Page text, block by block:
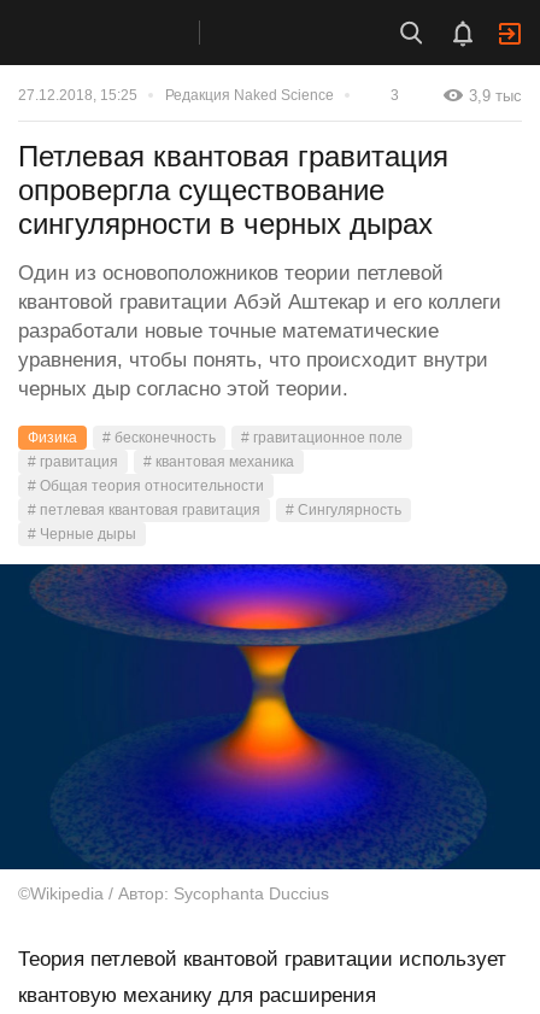
27.12.2018, 15:25 Редакция Naked Science 3 3,9 тыс
Петлевая квантовая гравитация
опровергла существование
сингулярности в черных дырах
Один из основоположников теории петлевой
квантовой гравитации Абэй Аштекар и его коллеги
разработали новые точные математические
уравнения, чтобы понять, что происходит внутри
черных дыр согласно этой теории.
Физика # бесконечность
# гравитационное поле
# гравитация
# квантовая механика
# Общая теория относительности
# петлевая квантовая гравитация
# Сингулярность
# Черные дыры
©Wikipedia / Автор: Sycophanta Duccius
Теория петлевой квантовой гравитации использует
квантовую механику для расширения